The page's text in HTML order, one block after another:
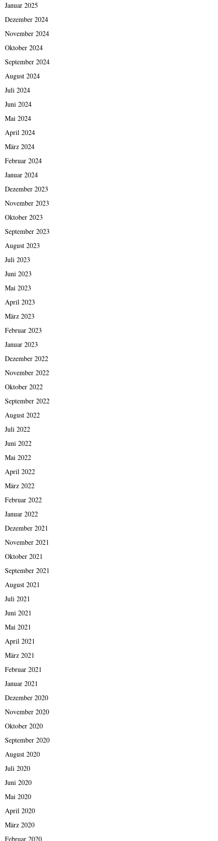
Januar 2025
Dezember 2024
November 2024
Oktober 2024
September 2024
August 2024
Juli 2024
Juni 2024
Mai 2024
April 2024
März 2024
Februar 2024
Januar 2024
Dezember 2023
November 2023
Oktober 2023
September 2023
August 2023
Juli 2023
Juni 2023
Mai 2023
April 2023
März 2023
Februar 2023
Januar 2023
Dezember 2022
November 2022
Oktober 2022
September 2022
August 2022
Juli 2022
Juni 2022
Mai 2022
April 2022
März 2022
Februar 2022
Januar 2022
Dezember 2021
November 2021
Oktober 2021
September 2021
August 2021
Juli 2021
Juni 2021
Mai 2021
April 2021
März 2021
Februar 2021
Januar 2021
Dezember 2020
November 2020
Oktober 2020
September 2020
August 2020
Juli 2020
Juni 2020
Mai 2020
April 2020
März 2020
Februar 2020